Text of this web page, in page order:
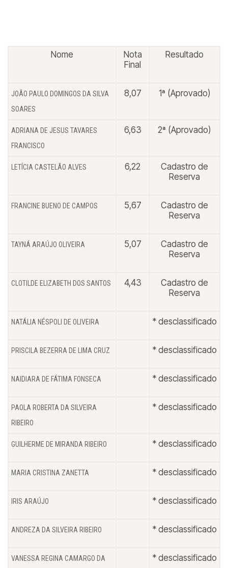
Nome
Nota
Final
Resultado
JOÃO PAULO DOMINGOS DA SILVA
SOARES
8,07 1ª (Aprovado)
ADRIANA DE JESUS TAVARES
FRANCISCO
6,63 2ª (Aprovado)
LETÍCIA CASTELÃO ALVES 6,22
Cadastro de
Reserva
FRANCINE BUENO DE CAMPOS 5,67
Cadastro de
Reserva
TAYNÁ ARAÚJO OLIVEIRA 5,07
Cadastro de
Reserva
CLOTILDE ELIZABETH DOS SANTOS 4,43
Cadastro de
Reserva
NATÁLIA NÉSPOLI DE OLIVEIRA * desclassificado
PRISCILA BEZERRA DE LIMA CRUZ * desclassificado
NAIDIARA DE FÁTIMA FONSECA * desclassificado
PAOLA ROBERTA DA SILVEIRA
RIBEIRO
* desclassificado
GUILHERME DE MIRANDA RIBEIRO * desclassificado
MARIA CRISTINA ZANETTA * desclassificado
IRIS ARAÚJO * desclassificado
ANDREZA DA SILVEIRA RIBEIRO * desclassificado
VANESSA REGINA CAMARGO DA * desclassificado